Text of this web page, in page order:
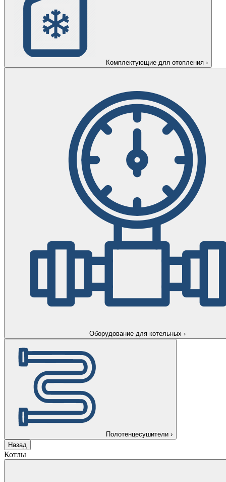
Комплектующие для отопления ›
Оборудование для котельных ›
Полотенцесушители ›
Назад
Котлы